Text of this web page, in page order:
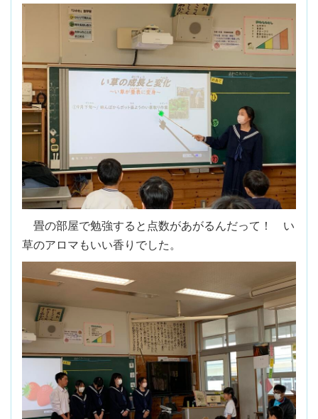
畳の部屋で勉強すると点数があがるんだって！ い
草のアロマもいい香りでした。